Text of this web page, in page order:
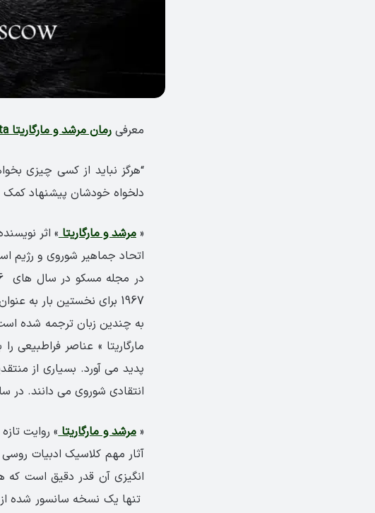
معرفی رمان مرشد و مارگاریتا The Master And Margarita
“هرگز نباید از کسی چیزی
دلخواه خودشان پیشنهاد کمک
«مرشد و مارگاریتا
اتحاد جماهیر شوروی و رژیم
1967 برای نخستین بار به
به چندین زبان ترجمه شده
مارگاریتا » عناصر
پدید می آورد. بسیاری از
انتقادی شوروی می دانند. در سال 1972 و 1994 دو فیلم موفق بلند سینمایی براساس این رمان
«مرشد و مارگاریتا» روایت
تنها یک نسخه سانسور شده